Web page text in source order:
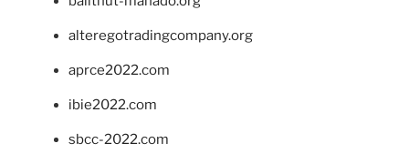
alteregotradingcompany.org
aprce2022.com
ibie2022.com
sbcc-2022.com